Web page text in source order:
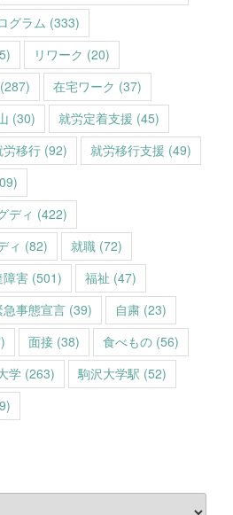
グラム (333)
リワーク (20)
(287) 在宅ワーク (37)
(30) 就労定着支援 (45)
労移行 (92) 就労移行支援 (49)
ディ (422)
ィ (82) 就職 (72)
障害 (501) 福祉 (47)
急事態宣言 (39) 自粛 (23)
面接 (38) 食べもの (56)
学 (263) 駒沢大学駅 (52)